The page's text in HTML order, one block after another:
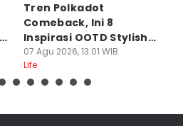
Tren Polkadot
Comeback, Ini 8
Inspirasi OOTD Stylish
ala Inas Rana
07 Agu 2026, 13:01 WIB
Life